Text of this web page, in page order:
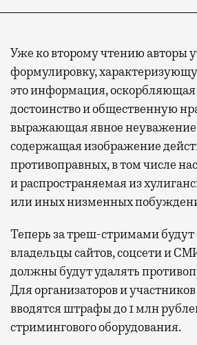
Уже ко второму чтению авторы
формулировку,
это информация, оскорбляющая
достоинство и общественную
выражающая явное неуважение
содержащая изображение
противоправных, в том числе
и распространяемая из
или иных низменных
Теперь за треш-стримами будут
владельцы сайтов, соцсети и
должны будут удалять
Для организаторов и
вводятся штрафы до 1 млн
стримингового оборудования.